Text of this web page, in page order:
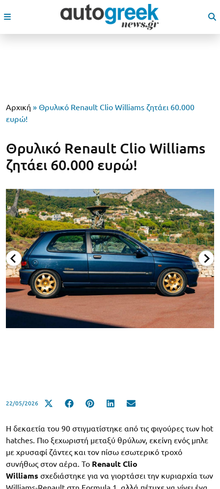
Αρχική » Θρυλικό Renault Clio Williams ζητάει 60.000
ευρώ!
Θρυλικό Renault Clio Williams
ζητάει 60.000 ευρώ!
22/05/2026
H δεκαετία του 90 στιγματίστηκε από τις φιγούρες των hot
hatches. Πιο ξεχωριστή μεταξύ θρύλων, εκείνη ενός μπλε
με χρυσαφί ζάντες και τον πίσω εσωτερικό τροχό
συνήθως στον αέρα. Το Renault Clio
Williams σχεδιάστηκε για να γιορτάσει την κυριαρχία των